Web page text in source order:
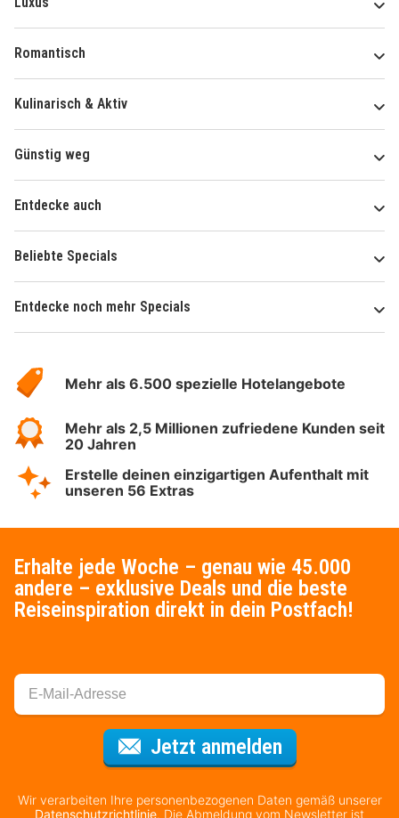
Romantisch
Kulinarisch & Aktiv
Günstig weg
Entdecke auch
Beliebte Specials
Entdecke noch mehr Specials
Hotelspecials
Mehr als 6.500 spezielle Hotelangebote
Mehr als 2,5 Millionen zufriedene Kunden seit
20 Jahren
Erstelle deinen einzigartigen Aufenthalt mit
unseren 56 Extras
Erhalte jede Woche – genau wie 45.000
andere – exklusive Deals und die beste
Reiseinspiration direkt in dein Postfach!
Jetzt anmeldenFür den
Wir verarbeiten Ihre personenbezogenen Daten gemäß unserer
Datenschutzrichtlinie. Die Abmeldung vom Newsletter ist